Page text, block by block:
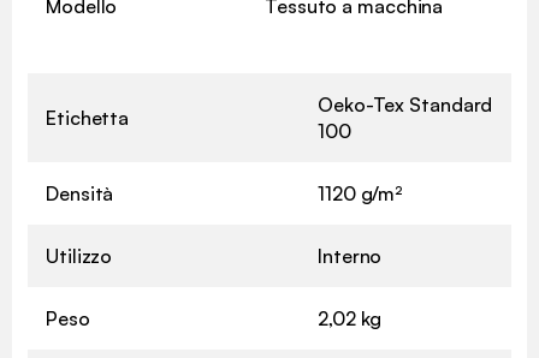
Modello Tessuto a macchina
Etichetta
Oeko-Tex Standard
100
Densità 1120 g/m²
Utilizzo Interno
Peso 2,02 kg